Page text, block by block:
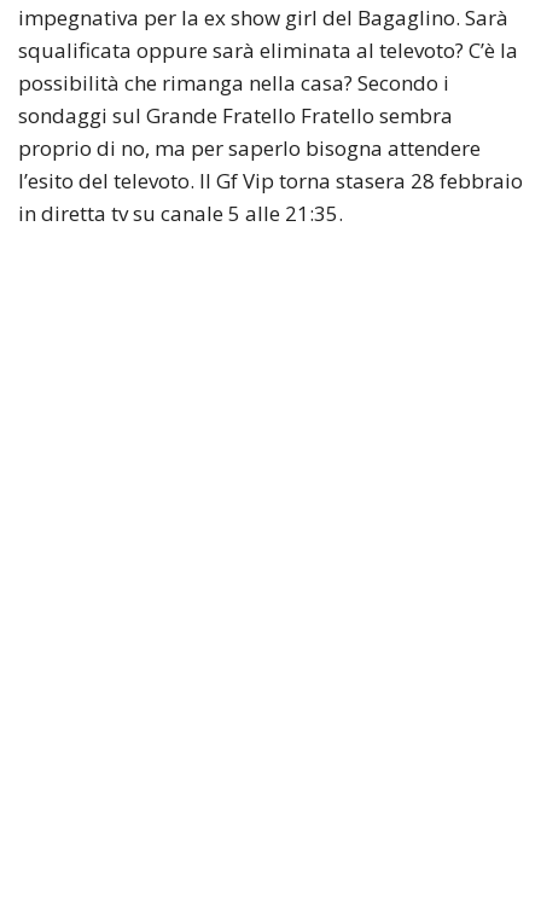
impegnativa per la ex show girl del Bagaglino. Sarà
squalificata oppure sarà eliminata al televoto? C’è la
possibilità che rimanga nella casa? Secondo i
sondaggi sul Grande Fratello Fratello sembra
proprio di no, ma per saperlo bisogna attendere
l’esito del televoto. Il Gf Vip torna stasera 28 febbraio
in diretta tv su canale 5 alle 21:35.